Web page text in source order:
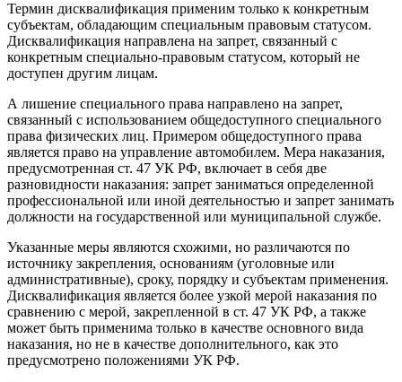
Термин дисквалификация применим только к конкретным
субъектам, обладающим специальным правовым статусом.
Дисквалификация направлена на запрет, связанный с
конкретным специально-правовым статусом, который не
доступен другим лицам.
А лишение специального права направлено на запрет,
связанный с использованием общедоступного специального
права физических лиц. Примером общедоступного права
является право на управление автомобилем. Мера наказания,
предусмотренная ст. 47 УК РФ, включает в себя две
разновидности наказания: запрет заниматься определенной
профессиональной или иной деятельностью и запрет занимать
должности на государственной или муниципальной службе.
Указанные меры являются схожими, но различаются по
источнику закрепления, основаниям (уголовные или
административные), сроку, порядку и субъектам применения.
Дисквалификация является более узкой мерой наказания по
сравнению с мерой, закрепленной в ст. 47 УК РФ, а также
может быть применима только в качестве основного вида
наказания, но не в качестве дополнительного, как это
предусмотрено положениями УК РФ.